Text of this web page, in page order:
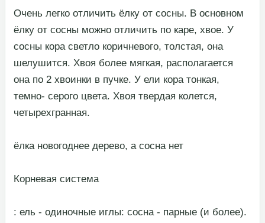
​Очень легко отличить ёлку от сосны. В основном
ёлку от сосны можно отличить по каре, хвое. У
сосны кора светло коричневого, толстая, она
шелушится. Хвоя более мягкая, располагается
она по 2 хвоинки в пучке. У ели кора тонкая,
темно- серого цвета. Хвоя твердая колется,
четырехгранная.​
​ёлка новогоднее дерево, а сосна нет​
​Корневая система​
​: ель - одиночные иглы: сосна - парные (и более).​